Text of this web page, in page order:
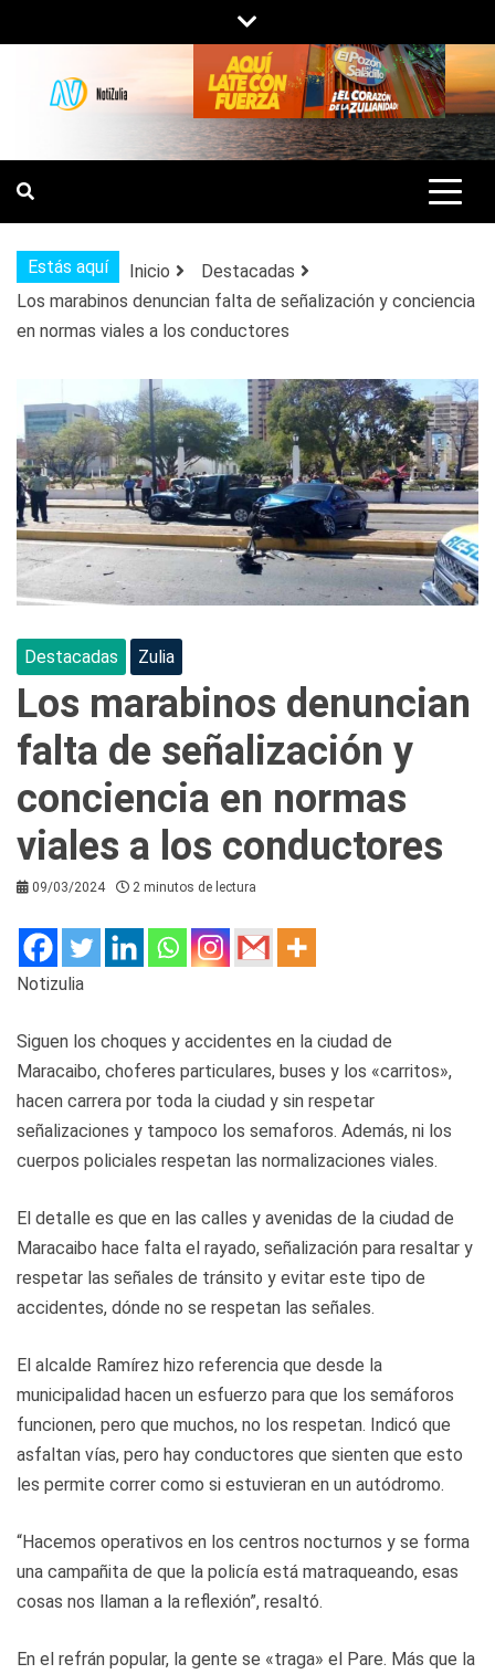
al
contenido
NOTIZULIA
NOTICIAS DEL ZULIA, VENEZUELA Y
DE INTERÉS GENERAL.
Estás aquí Inicio
Destacadas
Los marabinos denuncian falta de señalización y conciencia
en normas viales a los conductores
Destacadas Zulia
Los marabinos denuncian
falta de señalización y
conciencia en normas
viales a los conductores
09/03/2024 2 minutos de lectura
Notizulia
Siguen los choques y accidentes en la ciudad de
Maracaibo, choferes particulares, buses y los «carritos»,
hacen carrera por toda la ciudad y sin respetar
señalizaciones y tampoco los semaforos. Además, ni los
cuerpos policiales respetan las normalizaciones viales.
El detalle es que en las calles y avenidas de la ciudad de
Maracaibo hace falta el rayado, señalización para resaltar y
respetar las señales de tránsito y evitar este tipo de
accidentes, dónde no se respetan las señales.
El alcalde Ramírez hizo referencia que desde la
municipalidad hacen un esfuerzo para que los semáforos
funcionen, pero que muchos, no los respetan. Indicó que
asfaltan vías, pero hay conductores que sienten que esto
les permite correr como si estuvieran en un autódromo.
“Hacemos operativos en los centros nocturnos y se forma
una campañita de que la policía está matraqueando, esas
cosas nos llaman a la reflexión”, resaltó.
En el refrán popular, la gente se «traga» el Pare. Más que la